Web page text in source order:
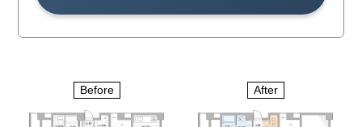
Before After